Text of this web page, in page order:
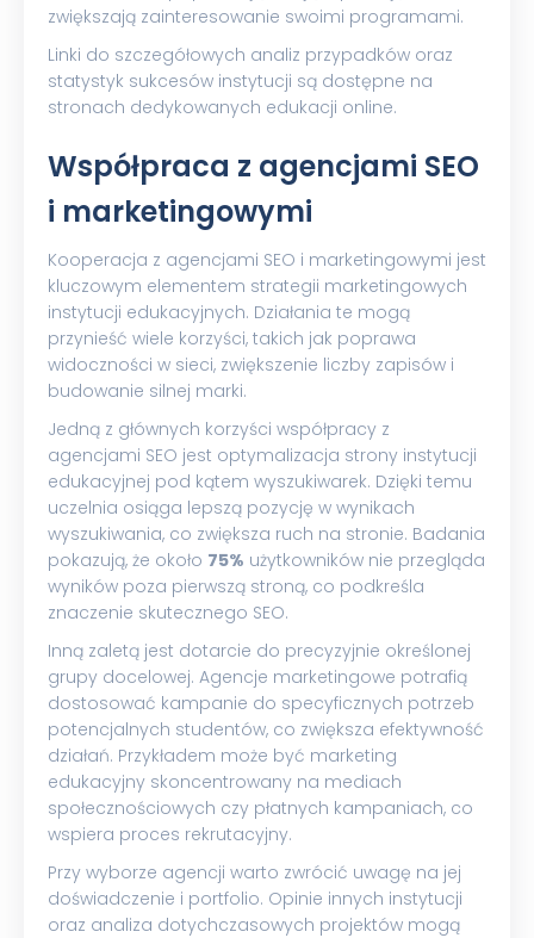
zwiększają zainteresowanie swoimi programami.
Linki do szczegółowych analiz przypadków oraz
statystyk sukcesów instytucji są dostępne na
stronach dedykowanych edukacji online.
Współpraca z agencjami SEO
i marketingowymi
Kooperacja z agencjami SEO i marketingowymi jest
kluczowym elementem strategii marketingowych
instytucji edukacyjnych. Działania te mogą
przynieść wiele korzyści, takich jak poprawa
widoczności w sieci, zwiększenie liczby zapisów i
budowanie silnej marki.
Jedną z głównych korzyści współpracy z
agencjami SEO jest optymalizacja strony instytucji
edukacyjnej pod kątem wyszukiwarek. Dzięki temu
uczelnia osiąga lepszą pozycję w wynikach
wyszukiwania, co zwiększa ruch na stronie. Badania
pokazują, że około 75% użytkowników nie przegląda
wyników poza pierwszą stroną, co podkreśla
znaczenie skutecznego SEO.
Inną zaletą jest dotarcie do precyzyjnie określonej
grupy docelowej. Agencje marketingowe potrafią
dostosować kampanie do specyficznych potrzeb
potencjalnych studentów, co zwiększa efektywność
działań. Przykładem może być marketing
edukacyjny skoncentrowany na mediach
społecznościowych czy płatnych kampaniach, co
wspiera proces rekrutacyjny.
Przy wyborze agencji warto zwrócić uwagę na jej
doświadczenie i portfolio. Opinie innych instytucji
oraz analiza dotychczasowych projektów mogą